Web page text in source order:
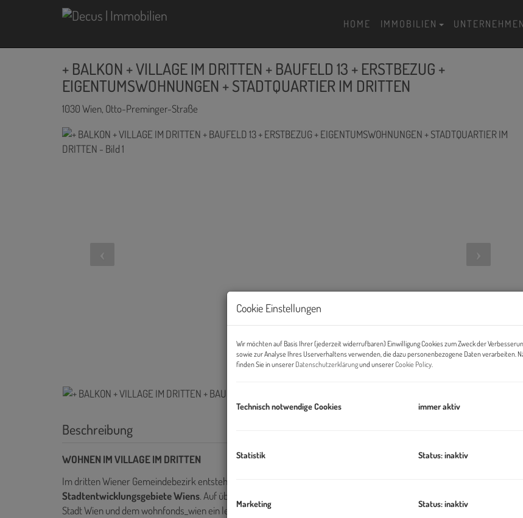
HOME IMMOBILIEN
+ BALKON + VILLAGE IM DRITTEN + BAUFELD 13 + ERSTBEZUG +
EIGENTUMSWOHNUNGEN + STADTQUARTIER IM DRITTEN
1030 Wien, Otto-Preminger-Straße
Beschreibung
WOHNEN IM VILLAGE IM DRITTEN
Im dritten Wiener Gemeindebezirk entsteht mit dem VILLAGE IM DRITTEN ein neues Stück Stadt –
Stadtentwicklungsgebiete Wiens. Auf über elf Hektar entwickelt die ARE Austrian Real Estate gemeinsam mit der
Stadt Wien und dem wohnfonds_wien ein lebendiges, nahezu autofreies Quartier mit rund 2.000 Wohnungen, Büro-
Cookie Einstellungen
Wir möchten auf Basis Ihrer (jederzeit widerrufbaren) Einwilligung Cookies zum Zweck der
sowie zur Analyse Ihres Userverhaltens verwenden, die dazu personenbezogene Daten verarbeiten.
finden Sie in unserer Datenschutzerklärungund unsererCookie Policy.
Technisch notwendige Cookies immer aktiv
Statistik Status: inaktiv
Marketing Status: inaktiv